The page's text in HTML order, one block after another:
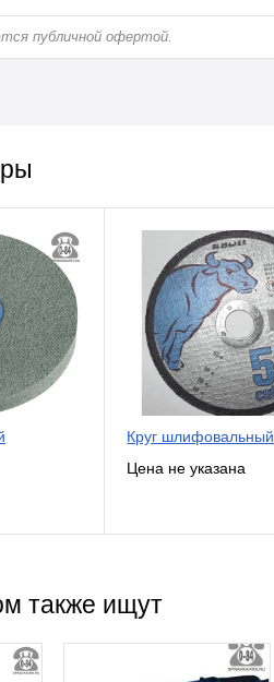
публичной офертой.
Круг шлифовальный
также ищут